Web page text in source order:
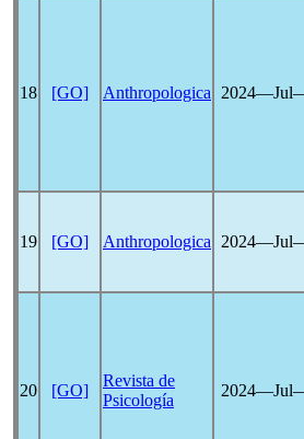
18 [GO] Anthropologica
19 [GO] Anthropologica
20 [GO]
Revista de
Psicología